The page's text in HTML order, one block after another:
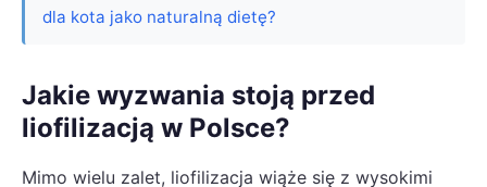
dla kota jako naturalną dietę?
Jakie wyzwania stoją przed
liofilizacją w Polsce?
Mimo wielu zalet, liofilizacja wiąże się z wysokimi